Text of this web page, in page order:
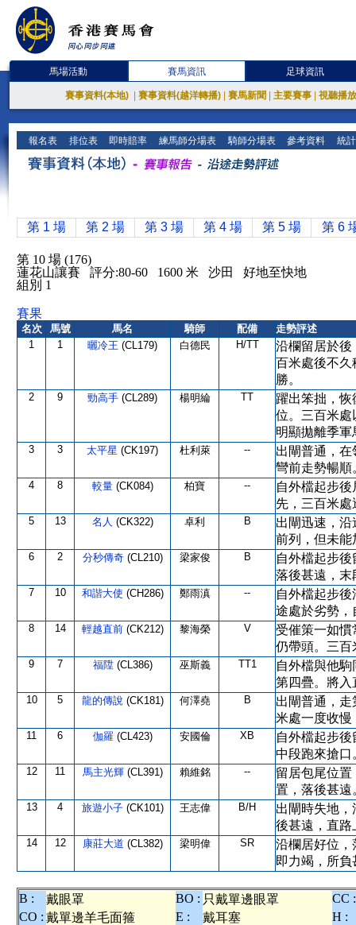
馬場活動 賽馬資訊 足球資訊
賽事資料(本地) 賽事資料(越洋轉播) 賽馬新聞 主要賽事 視聽播
報名表 排位表 即時賠率 練馬師分場表 騎師分場表 參考資料 統
第 1 場 第 2 場 第 3 場 第 4 場 第 5 場 第 6
第 10 場 (176)
蓮花山讓賽 評分:80-60 1600 米 沙田 好地至快地
組別 1
賽果
名次 馬號 馬名 騎師 配備
走勢評述
1
1 曬冷王 (CL179) 白德民 H/TT
沿欄留居於後
百米處後不久
勝。
2 9 勁高手 (CL289) 楊明綸 TT
躍出笨拙，
位。三百米處
明顯拋離季軍
3 3 太平星 (CK197) 杜利萊 --
出閘普通，
彎前走勢暢順
4 8 較量 (CK084) 柏寶 --
自外檔起步
先，三百米
5 13 名人 (CK322) 卓利 B
出閘迅速，
前列，但未能
6 2 分秒傳奇 (CL210) 梁家俊 B
自外檔起步
落後甚遠，末
7 10 和諧大使 (CH286) 鄭雨滇 --
自外檔起步
途處於劣勢，
8 14 輕越直前 (CK212) 黎海榮 V
受催策一如
仍帶頭。三百
9 7 福陞 (CL386) 巫斯義 TT1
自外檔與他
第四疊。將入
10 5 龍的傳說 (CK181) 何澤堯 B
出閘普通，
米處一度收慢
11 6 伽羅 (CL423) 安國倫 XB
自外檔起步
中段跑來搶口
12 11 馬主光輝 (CL391) 賴維銘 --
留居包尾位
置，落後甚遠
13 4 旅遊小子 (CK101) 王志偉 B/H
出閘時失地
後甚遠，直路
14 12 康莊大道 (CL382) 梁明偉 SR
沿欄居好位，
即力竭，所負
B : 戴眼罩 BO : 只戴單邊眼罩
CC :
CO : 戴單邊羊毛面箍 E : 戴耳塞
H :